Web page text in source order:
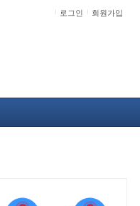
로그인 회원가입